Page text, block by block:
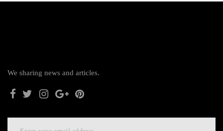
We sharing news and articles.